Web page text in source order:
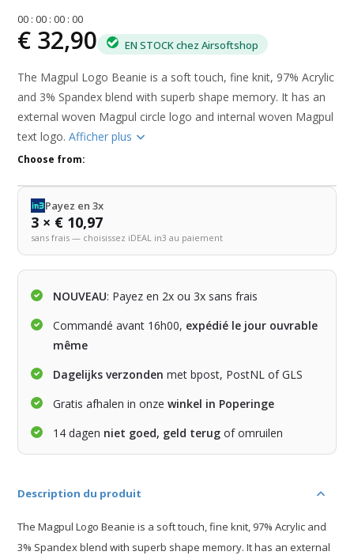
00 :00 :00 :00
€ 32,90 EN STOCK chez Airsoftshop
The Magpul Logo Beanie is a soft touch, fine knit, 97% Acrylic
and 3% Spandex blend with superb shape memory. It has an
external woven Magpul circle logo and internal woven Magpul
text logo.Afficher plus
Choose from:
Payez en 3x
3 × € 10,97
sans frais — choisissez iDEAL in3 au paiement
NOUVEAU: Payez en 2x ou 3x sans frais
Commandé avant 16h00, expédié le jour ouvrable
même
Dagelijks verzonden met bpost, PostNL of GLS
Gratis afhalen in onzewinkel in Poperinge
14 dagen niet goed, geld terug of omruilen
Description du produit
The Magpul Logo Beanie is a soft touch, fine knit, 97% Acrylic and
3% Spandex blend with superb shape memory. It has an external